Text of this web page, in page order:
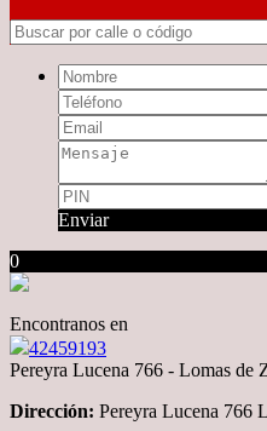
Enviar
0
Encontranos en
42459193
Pereyra Lucena 766 - Lomas de
Dirección: Pereyra Lucena 766